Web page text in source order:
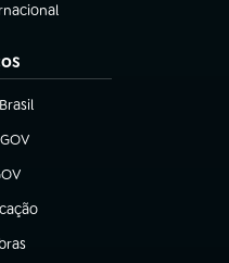
aba)
aba)
aba)
nova aba)
aba)
aba)